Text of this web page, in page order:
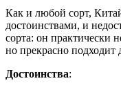
Как и любой сорт,
достоинствами, и
сорта: он практически
но прекрасно подходит
Достоинства: